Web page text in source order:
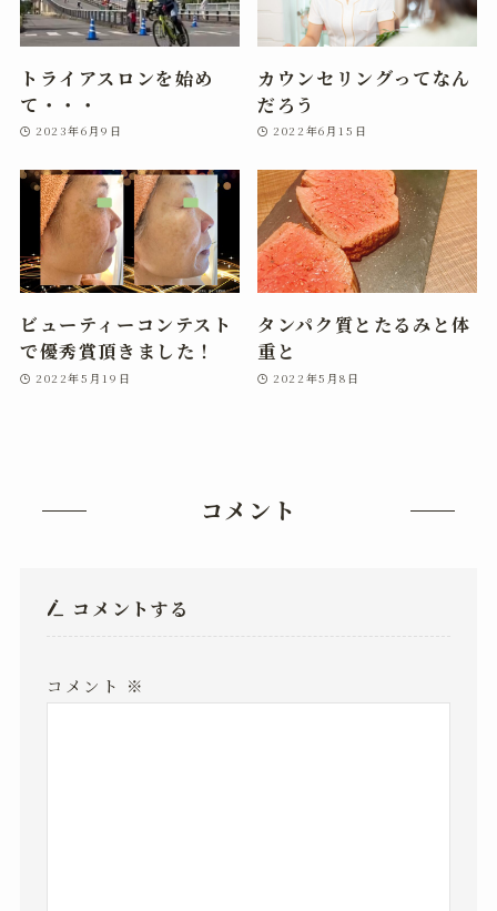
トライアスロンを始め
て・・・
2023年6月9日
カウンセリングってなん
だろう
2022年6月15日
ビューティーコンテスト
で優秀賞頂きました！
2022年5月19日
タンパク質とたるみと体
重と
2022年5月8日
コメント
コメントする
コメント ※